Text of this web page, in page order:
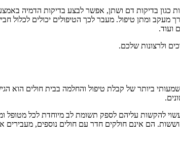
בדיקות דם ושתן, אפשר לבצע בדיקות הדמיה
מעקב ומתן טיפול. מעבר לכך הטיפולים יכולים לכלול
ועוד.
ולרצונות שלכם.
ביותר של קבלת טיפול והחלמה בבית חולים הוא
להקשות עליהם לספק תשומת לב מיוחדת לכל מטופל
הם אינם חולקים חדר עם חולים נוספים, מעבירים